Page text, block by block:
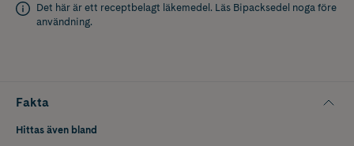
Det här är ett receptbelagt läkemedel. Läs Bipacksedel noga före
användning.
Fakta
Hittas även bland